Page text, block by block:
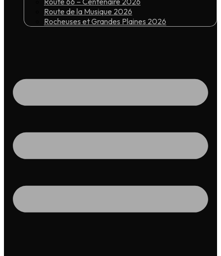
Route de la Musique 2026
Rocheuses et Grandes Plaines 2026